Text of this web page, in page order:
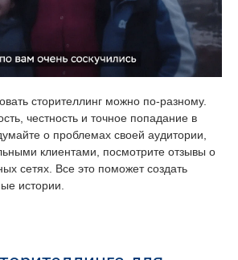
сторителлинг можно по-разному.
честность и точное попадание в
о проблемах своей аудитории,
клиентами, посмотрите отзывы о
сетях. Все это поможет создать
истории.